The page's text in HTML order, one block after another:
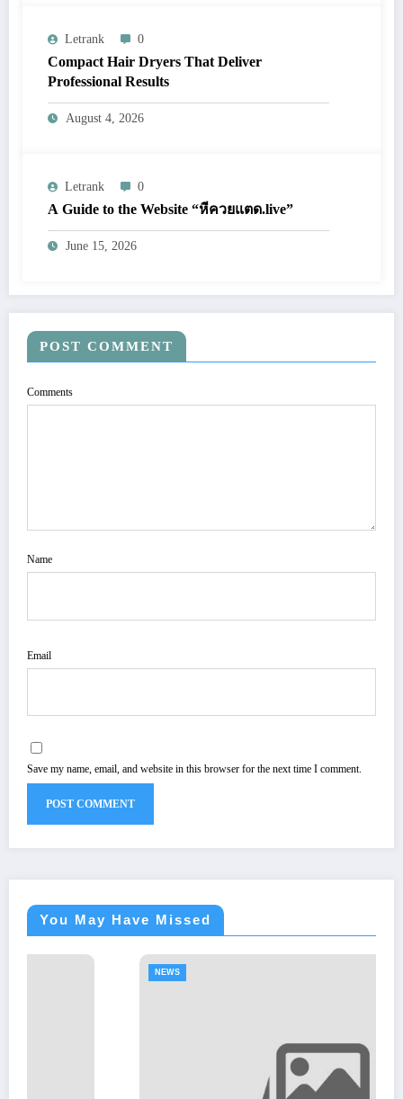
Letrank 0
Compact Hair Dryers That Deliver
Professional Results
August 4, 2026
Letrank 0
A Guide to the Website “หีควยแตด.live”
June 15, 2026
POST COMMENT
Comments
Name
Email
Save my name, email, and website in this browser for the next time I comment.
You May Have Missed